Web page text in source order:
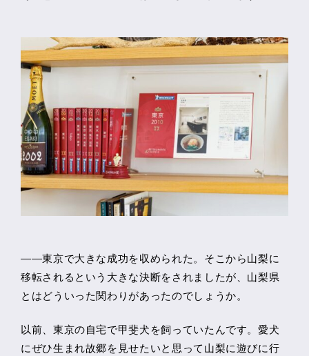
――東京で大きな成功を収められた。そこから山梨に
移転されるという大きな決断をされましたが、山梨県
とはどういった関わりがあったのでしょうか。
以前、東京の自宅で甲斐犬を飼っていたんです。愛犬
にぜひ生まれ故郷を見せたいと思って山梨に遊びに行